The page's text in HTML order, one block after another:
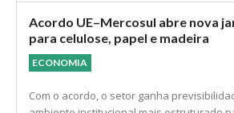
Acordo UE–Mercosul abre nova
para celulose, papel e madeira
ECONOMIA
Com o acordo, o setor ganha